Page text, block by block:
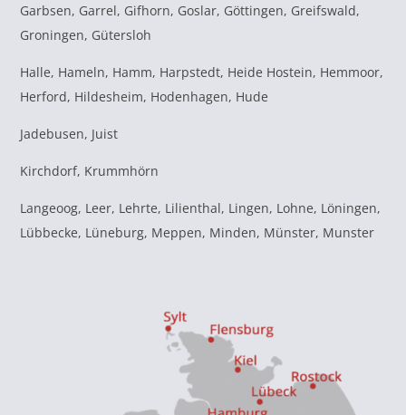
Garbsen, Garrel, Gifhorn, Goslar, Göttingen, Greifswald,
Groningen, Gütersloh
Halle, Hameln, Hamm, Harpstedt, Heide Hostein, Hemmoor,
Herford, Hildesheim, Hodenhagen, Hude
Jadebusen, Juist
Kirchdorf, Krummhörn
Langeoog, Leer, Lehrte, Lilienthal, Lingen, Lohne, Löningen,
Lübbecke, Lüneburg, Meppen, Minden, Münster, Munster